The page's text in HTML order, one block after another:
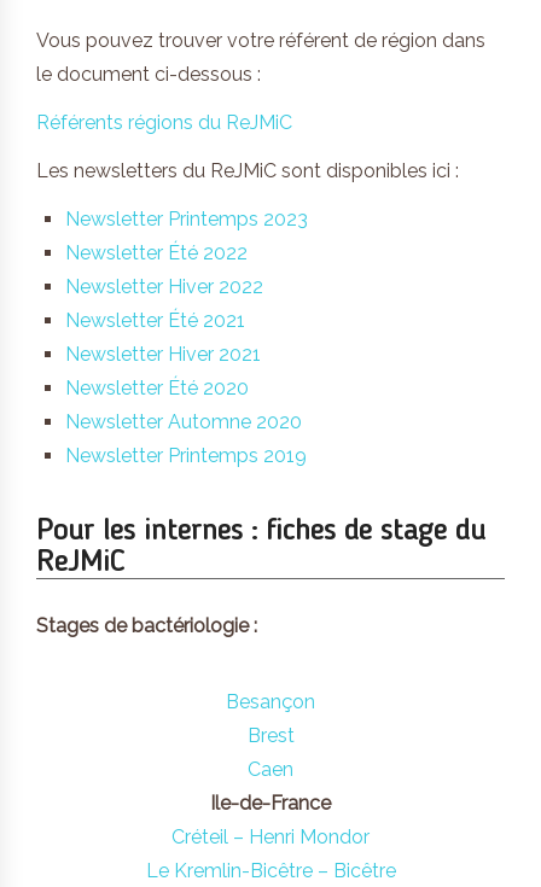
Vous pouvez trouver votre référent de région dans
le document ci-dessous :
Référents régions du ReJMiC
Les newsletters du ReJMiC sont disponibles ici :
Newsletter Printemps 2023
Newsletter Été 2022
Newsletter Hiver 2022
Newsletter Été 2021
Newsletter Hiver 2021
Newsletter Été 2020
Newsletter Automne 2020
Newsletter Printemps 2019
Pour les internes : fiches de stage du
ReJMiC
Stages de bactériologie :
Besançon
Brest
Caen
Ile-de-France
Créteil – Henri Mondor
Le Kremlin-Bicêtre – Bicêtre